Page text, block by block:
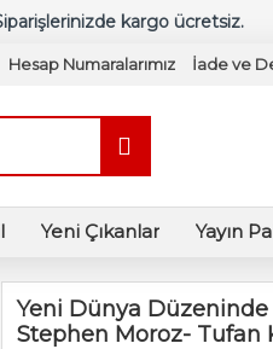
kargo ücretsiz.
Hesap Numaralarımız İade ve
Yeni Çıkanlar Yayın
Yeni Dünya
Stephen Moroz- Tufan